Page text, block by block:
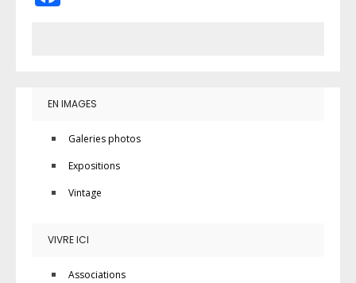
EN IMAGES
Galeries photos
Expositions
Vintage
VIVRE ICI
Associations